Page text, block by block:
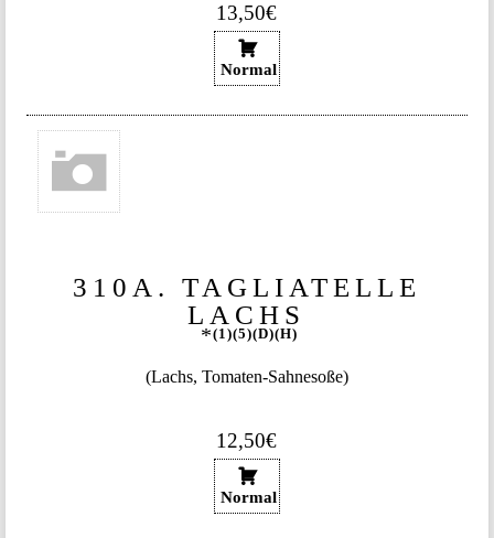
13,50€
Normal
310A. TAGLIATELLE
LACHS
1 5 D H
12,50€
Normal
(Lachs, Tomaten-Sahnesoße)